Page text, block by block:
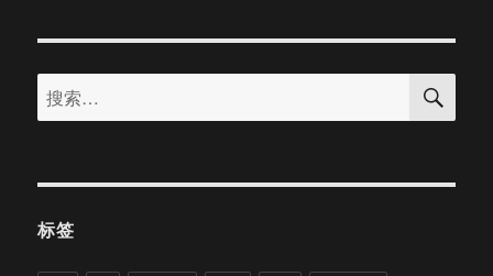
爱
艺
产
搜
索：
搜
标签